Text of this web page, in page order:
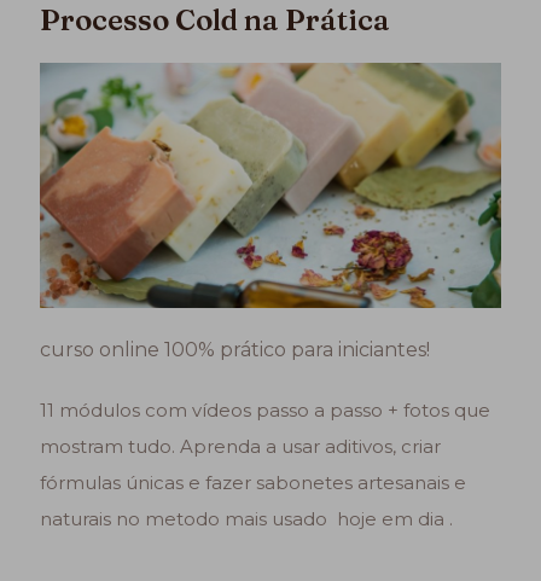
Processo Cold na Prática
curso online 100% prático para iniciantes!
11 módulos com vídeos passo a passo + fotos que
mostram tudo. Aprenda a usar aditivos, criar
fórmulas únicas e fazer sabonetes artesanais e
naturais no metodo mais usado hoje em dia .